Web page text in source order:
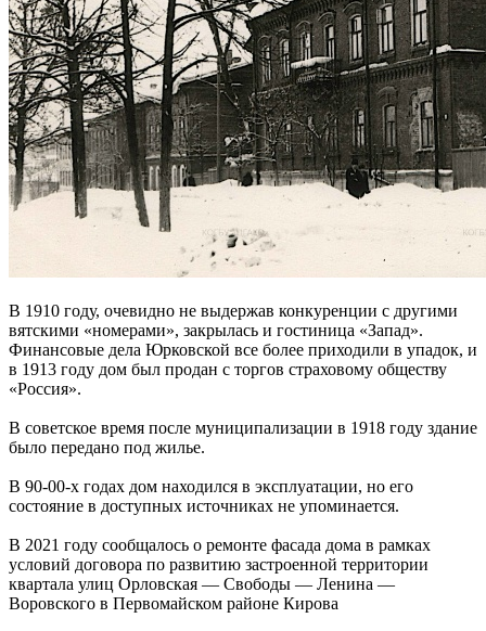
В 1910 году, очевидно не выдержав конкуренции с другими
вятскими «номерами», закрылась и гостиница «Запад».
Финансовые дела Юрковской все более приходили в упадок, и
в 1913 году дом был продан с торгов страховому обществу
«Россия».
В советское время после муниципализации в 1918 году здание
было передано под жилье.
В 90-00-х годах дом находился в эксплуатации, но его
состояние в доступных источниках не упоминается.
В 2021 году сообщалось о ремонте фасада дома в рамках
условий договора по развитию застроенной территории
квартала улиц Орловская — Свободы — Ленина —
Воровского в Первомайском районе Кирова